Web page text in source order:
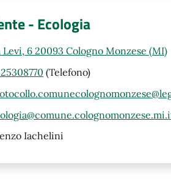
- Ecologia
Levi, 6 20093 Cologno Monzese (MI)
(Telefono)
Iachelini